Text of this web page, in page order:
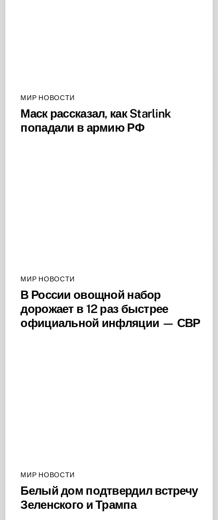
МИР НОВОСТИ
Маск рассказал, как Starlink
попадали в армию РФ
МИР НОВОСТИ
В России овощной набор
дорожает в 12 раз быстрее
официальной инфляции — СВР
МИР НОВОСТИ
Белый дом подтвердил встречу
Зеленского и Трампа